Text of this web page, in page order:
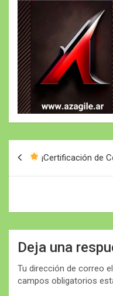
Navegación
¡Certificación de
Deja una
Tu dirección de correo
campos obligatorios